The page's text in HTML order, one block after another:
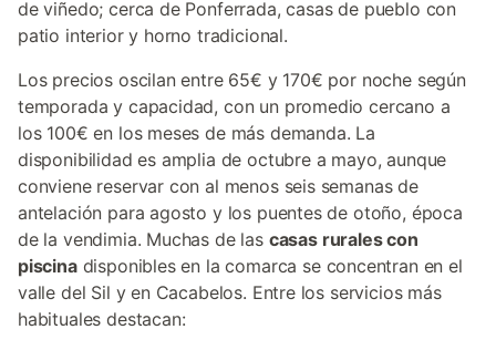
de viñedo; cerca de Ponferrada, casas de pueblo con
patio interior y horno tradicional.
Los precios oscilan entre 65€ y 170€ por noche según
temporada y capacidad, con un promedio cercano a
los 100€ en los meses de más demanda. La
disponibilidad es amplia de octubre a mayo, aunque
conviene reservar con al menos seis semanas de
antelación para agosto y los puentes de otoño, época
de la vendimia. Muchas de las casas rurales con
piscinadisponibles en la comarca se concentran en el
valle del Sil y en Cacabelos. Entre los servicios más
habituales destacan: